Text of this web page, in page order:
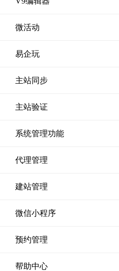
微活动
易企玩
主站同步
主站验证
系统管理功能
代理管理
建站管理
微信小程序
预约管理
帮助中心